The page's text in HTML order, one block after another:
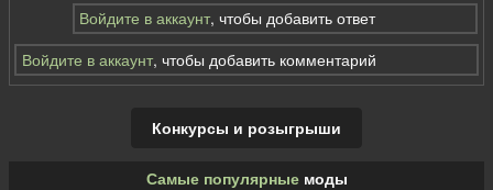
Войдите в аккаунт, чтобы добавить ответ
Войдите в аккаунт, чтобы добавить комментарий
Конкурсы и розыгрыши
Самые популярныемоды